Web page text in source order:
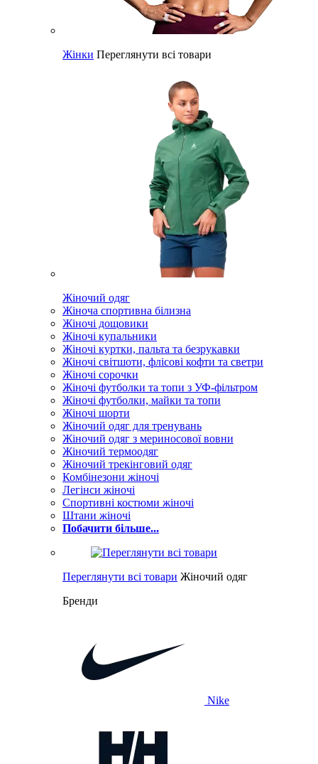
Жінки Переглянути всі товари
Жіночий одяг
Жіноча спортивна білизна
Жіночі дощовики
Жіночі купальники
Жіночі куртки, пальта та безрукавки
Жіночі світшоти, флісові кофти та светри
Жіночі сорочки
Жіночі футболки та топи з УФ-фільтром
Жіночі футболки, майки та топи
Жіночі шорти
Жіночий одяг для тренувань
Жіночий одяг з мериносової вовни
Жіночий термоодяг
Жіночий трекінговий одяг
Комбінезони жіночі
Легінси жіночі
Спортивні костюми жіночі
Штани жіночі
Побачити більше...
Переглянути всі товари Жіночий одяг
Бренди
Nike